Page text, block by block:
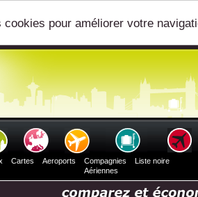
cookies pour améliorer votre
Cartes Aeroports
Compagnies
Aériennes
Liste noire